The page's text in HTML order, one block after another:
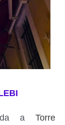
a Torre